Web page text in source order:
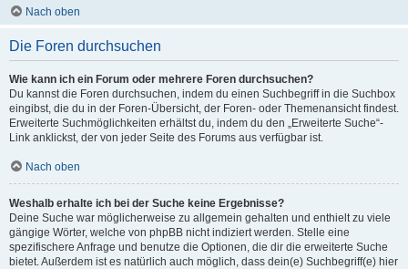
Nach oben
Die Foren durchsuchen
Wie kann ich ein Forum oder mehrere Foren durchsuchen?
Du kannst die Foren durchsuchen, indem du einen Suchbegriff in die Suchbox
eingibst, die du in der Foren-Übersicht, der Foren- oder Themenansicht findest.
Erweiterte Suchmöglichkeiten erhältst du, indem du den „Erweiterte Suche“-
Link anklickst, der von jeder Seite des Forums aus verfügbar ist.
Nach oben
Weshalb erhalte ich bei der Suche keine Ergebnisse?
Deine Suche war möglicherweise zu allgemein gehalten und enthielt zu viele
gängige Wörter, welche von phpBB nicht indiziert werden. Stelle eine
spezifischere Anfrage und benutze die Optionen, die dir die erweiterte Suche
bietet. Außerdem ist es natürlich auch möglich, dass dein(e) Suchbegriff(e) hier